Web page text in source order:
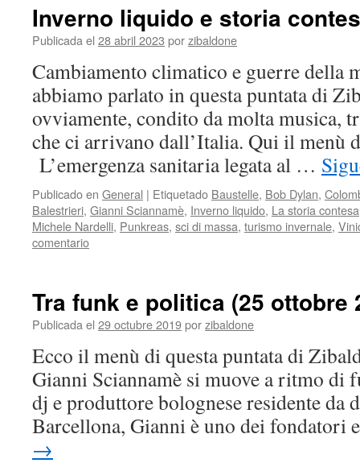
Inverno liquido e storia
Publicada el 28 abril 2023 porzibaldone
Cambiamento climatico e guerre della
abbiamo parlato in questa puntata di
ovviamente, condito da molta musica,
che ci arrivano dall’Italia. Qui il menù
L’emergenza sanitaria legata al …
Publicado en General | Etiquetado Baustelle, Bob Dylan,
Balestrieri, Gianni Sciannamè, Inverno liquido, La storia contesa
Michele Nardelli, Punkreas, sci di massa, turismo invernale,
comentario
Tra funk e politica (25 ottobre
Publicada el 29 octubre 2019porzibaldone
Ecco il menù di questa puntata di
Gianni Sciannamè si muove a ritmo di
dj e produttore bolognese residente da
Barcellona, Gianni è uno dei
→